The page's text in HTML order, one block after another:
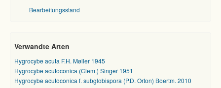
Bearbeitungsstand
Verwandte Arten
Hygrocybe acuta F.H. Møller 1945
Hygrocybe acutoconica (Clem.) Singer 1951
Hygrocybe acutoconica f. subglobispora (P.D. Orton) Boertm. 2010